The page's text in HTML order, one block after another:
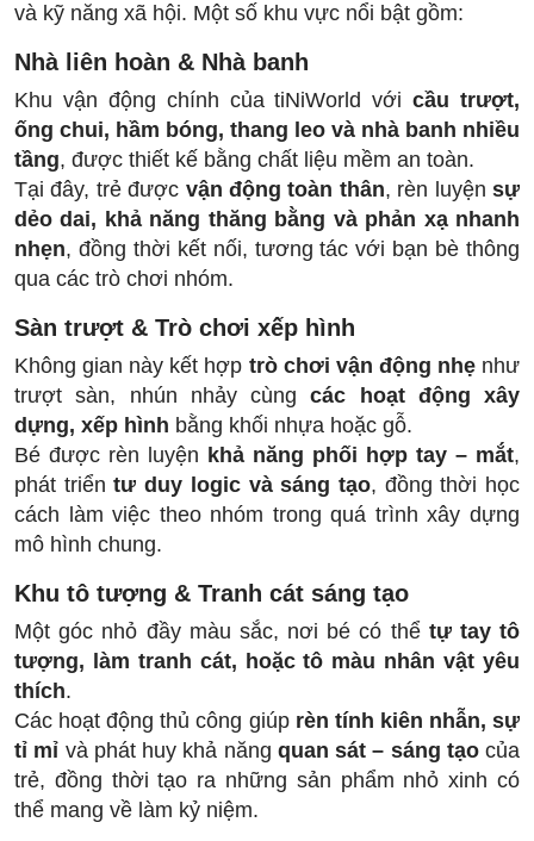
và kỹ năng xã hội. Một số khu vực nổi bật gồm:
Nhà liên hoàn & Nhà banh
Khu vận động chính của tiNiWorld vớicầu trượt,
ống chui, hầm bóng, thang leo và nhà banh nhiều
tầng, được thiết kế bằng chất liệu mềm an toàn.
Tại đây, trẻ được vận động toàn thân, rèn luyệnsự
dẻo dai, khả năng thăng bằng và phản xạ nhanh
nhẹn, đồng thời kết nối, tương tác với bạn bè thông
qua các trò chơi nhóm.
Sàn trượt & Trò chơi xếp hình
Không gian này kết hợp trò chơi vận động nhẹnhư
trượt sàn, nhún nhảy cùngcác hoạt động xây
dựng, xếp hình bằng khối nhựa hoặc gỗ.
Bé được rèn luyện khả năng phối hợp tay – mắt,
phát triểntư duy logic và sáng tạo, đồng thời học
cách làm việc theo nhóm trong quá trình xây dựng
mô hình chung.
Khu tô tượng & Tranh cát sáng tạo
Một góc nhỏ đầy màu sắc, nơi bé có thể tự tay tô
tượng, làm tranh cát, hoặc tô màu nhân vật yêu
thích.
Các hoạt động thủ công giúp rèn tính kiên nhẫn, sự
tỉ mỉ và phát huy khả năng quan sát – sáng tạocủa
trẻ, đồng thời tạo ra những sản phẩm nhỏ xinh có
thể mang về làm kỷ niệm.